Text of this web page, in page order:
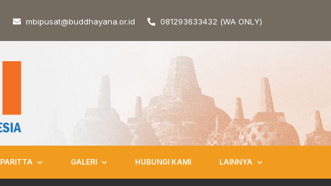
mbipusat@buddhayana.or.id 081293633432 (WA ONLY)
PARITTA GALERI HUBUNGI KAMI LAINNYA